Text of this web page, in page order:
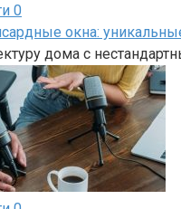
0
окна:
дома с